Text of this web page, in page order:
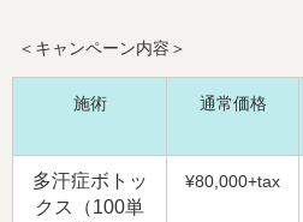
＜キャンペーン内容＞
施術 通常価格
多汗症ボトッ
クス（100単
¥80,000+tax